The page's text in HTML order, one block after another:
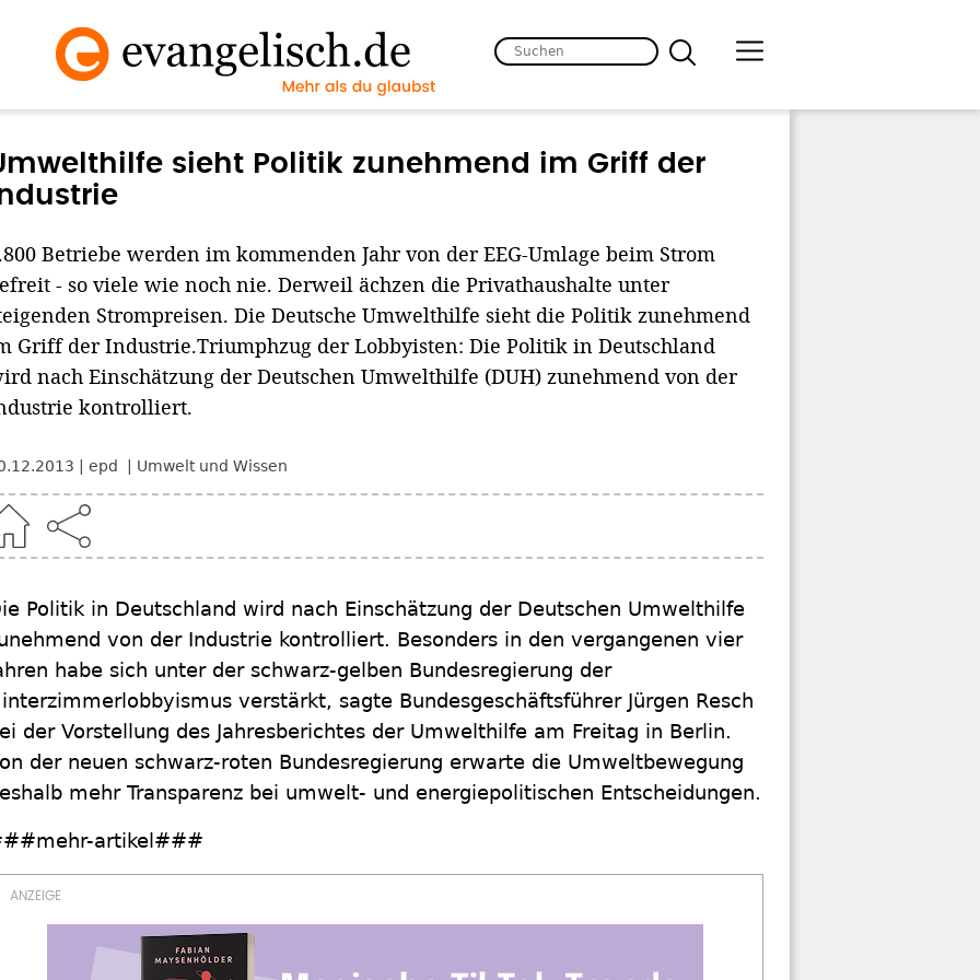
sieht Politik zunehmend im Griff der
Betriebe werden im kommenden Jahr von der EEG-Umlage beim Strom
- so viele wie noch nie. Derweil ächzen die Privathaushalte unter
Strompreisen. Die Deutsche Umwelthilfe sieht die Politik zunehmend
Griff der Industrie.Triumphzug der Lobbyisten: Die Politik in Deutschland
nach Einschätzung der Deutschen Umwelthilfe (DUH) zunehmend von der
kontrolliert.
epd Umwelt und Wissen
Politik in Deutschland wird nach Einschätzung der Deutschen Umwelthilfe
von der Industrie kontrolliert. Besonders in den vergangenen vier
habe sich unter der schwarz-gelben Bundesregierung der
verstärkt, sagte Bundesgeschäftsführer Jürgen Resch
der Vorstellung des Jahresberichtes der Umwelthilfe am Freitag in Berlin.
der neuen schwarz-roten Bundesregierung erwarte die Umweltbewegung
mehr Transparenz bei umwelt- und energiepolitischen Entscheidungen.
artikel###